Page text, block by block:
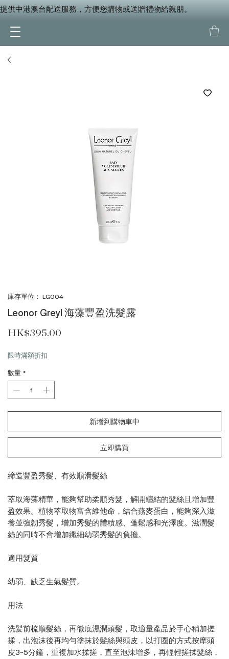
提供中港澳台配送服務，方便您購物或送贈禮物給親朋。
庫存單位： LG004
Leonor Greyl 海藻豐盈洗髮露
HK$395.00
限時滿額折扣
數量 *
新增到購物車中
立即購買
締造豐盈秀髮、有效順滑髮絲
萃取海藻精華，能夠幫助柔順秀髮，解開纏結的髮絲且增加豐
盈效果。植物萃取物富含維他命，結合燕麥蛋白，能夠深入滋
養並強韌秀髮，增加秀髮的體積感、蓬鬆感和光澤度。滋潤髮
絲的同時不會增加纖細幼弱秀髮的負擔。
適用髮質
幼弱、缺乏生氣髮質。
用法
洗髪前梳順髮絲，再徹底濕潤頭髮，取適量產品於手心稍加搓
揉，出泡沫後再均勻塗抹於髮絲與頭皮，以打圈的方式按摩頭
皮3~5分鐘，重複加水揉搓，直至泡沬增多，再輕輕搓揉髮絲，